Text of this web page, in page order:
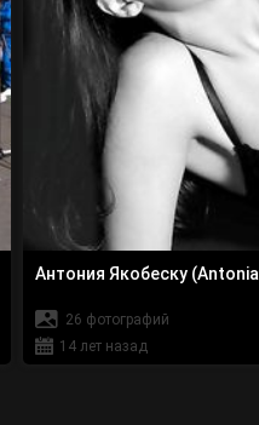
Антония Якобеску
26 фотографий
14 лет назад